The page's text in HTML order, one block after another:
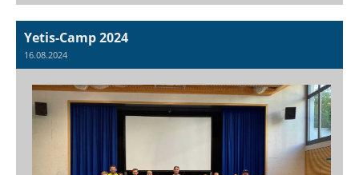
Yetis-Camp 2024
16.08.2024